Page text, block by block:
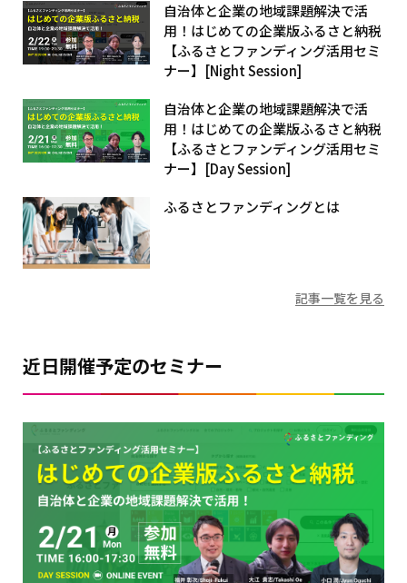
自治体と企業の地域課題解決で活
用！はじめての企業版ふるさと納税
【ふるさとファンディング活用セミ
ナー】[Night Session]
自治体と企業の地域課題解決で活
用！はじめての企業版ふるさと納税
【ふるさとファンディング活用セミ
ナー】[Day Session]
ふるさとファンディングとは
記事一覧を見る
近日開催予定のセミナー